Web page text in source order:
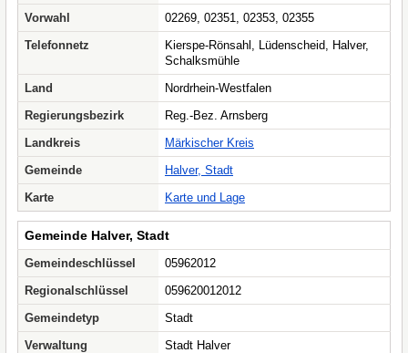
Vorwahl
02269, 02351, 02353, 02355
Telefonnetz
Kierspe-Rönsahl, Lüdenscheid, Halver,
Schalksmühle
Land
Nordrhein-Westfalen
Regierungsbezirk
Reg.-Bez. Arnsberg
Landkreis
Märkischer Kreis
Gemeinde
Halver, Stadt
Karte
Karte und Lage
Gemeinde Halver, Stadt
Gemeindeschlüssel
05962012
Regionalschlüssel
059620012012
Gemeindetyp
Stadt
Verwaltung
Stadt Halver